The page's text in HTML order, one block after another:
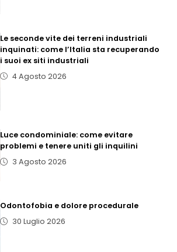
Le seconde vite dei terreni industriali
inquinati: come l’Italia sta recuperando
i suoi ex siti industriali
4 Agosto 2026
Luce condominiale: come evitare
problemi e tenere uniti gli inquilini
3 Agosto 2026
Odontofobia e dolore procedurale
30 Luglio 2026